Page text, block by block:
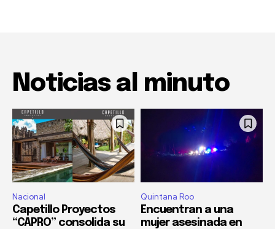
Noticias al minuto
Nacional
Capetillo Proyectos
“CAPRO” consolida su
Quintana Roo
Encuentran a una
mujer asesinada en